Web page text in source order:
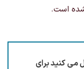
است.
می کنید برای